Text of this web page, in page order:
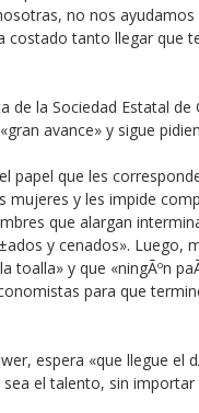
no nos ayudamos
costado tanto llegar que
de la Sociedad Estatal de
avance» y sigue
papel que les
mujeres y les impide
que alargan
y cenados». Luego,
toalla» y que «ningÃºn
para que
espera «que llegue el
el talento, sin